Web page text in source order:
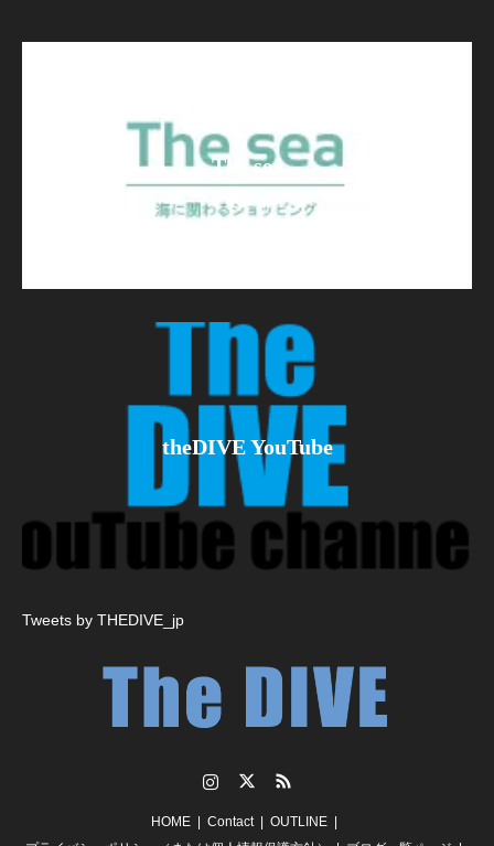
The sea
theDIVE YouTube
Tweets by THEDIVE_jp
HOME Contact
OUTLINE